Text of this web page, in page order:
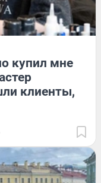
купил мне
клиенты,